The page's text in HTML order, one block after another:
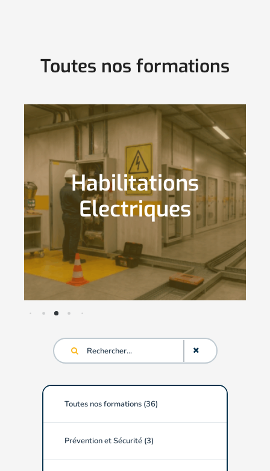
Toutes nos formations
Prévention et Sécurité
Incendie
Habilitations
Electriques
Secourisme
Autres Formations
Toutes nos formations (36)
Prévention et Sécurité (3)